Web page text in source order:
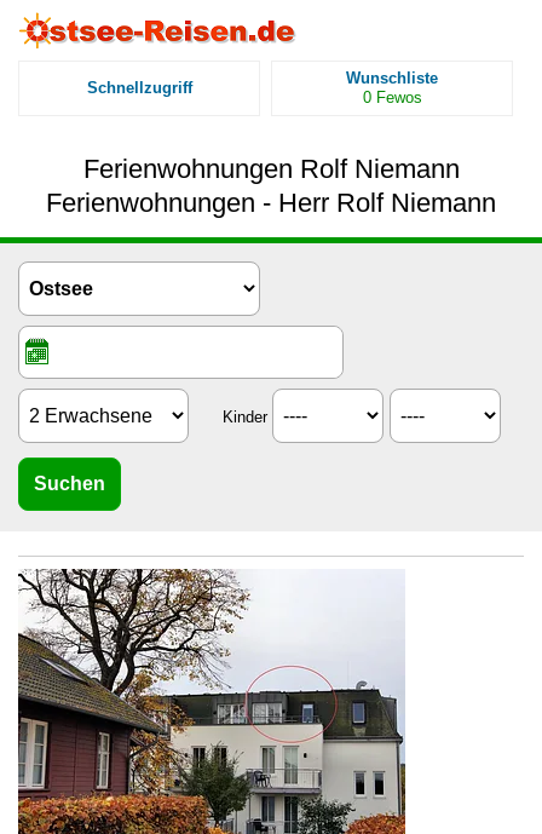
Schnellzugriff
Wunschliste
0 Fewos
Ferienwohnungen Rolf Niemann
Ferienwohnungen - Herr Rolf Niemann
Kinder